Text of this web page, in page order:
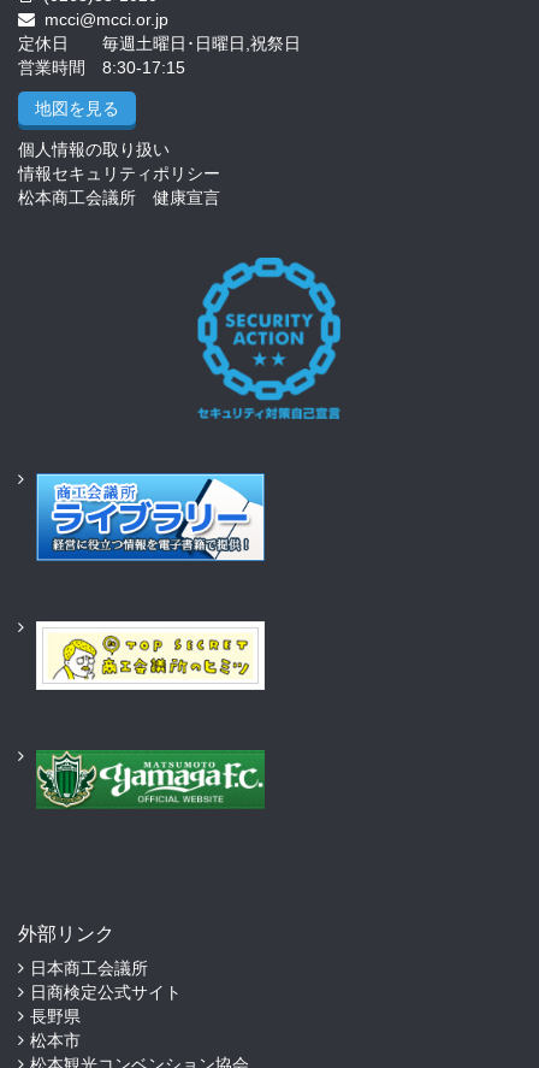
mcci@mcci.or.jp
定休日 毎週土曜日･日曜日,祝祭日
営業時間 8:30-17:15
地図を見る
個人情報の取り扱い
情報セキュリティポリシー
松本商工会議所 健康宣言
外部リンク
日本商工会議所
日商検定公式サイト
長野県
松本市